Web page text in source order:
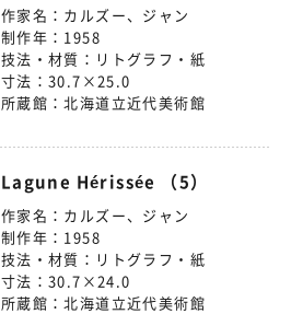
作家名： カルズー、ジャン
制作年： 1958
技法・材質： リトグラフ・紙
寸法： 30.7×25.0
所蔵館：北海道立近代美術館
Lagune Hérissée （5）
作家名： カルズー、ジャン
制作年： 1958
技法・材質： リトグラフ・紙
寸法： 30.7×24.0
所蔵館：北海道立近代美術館